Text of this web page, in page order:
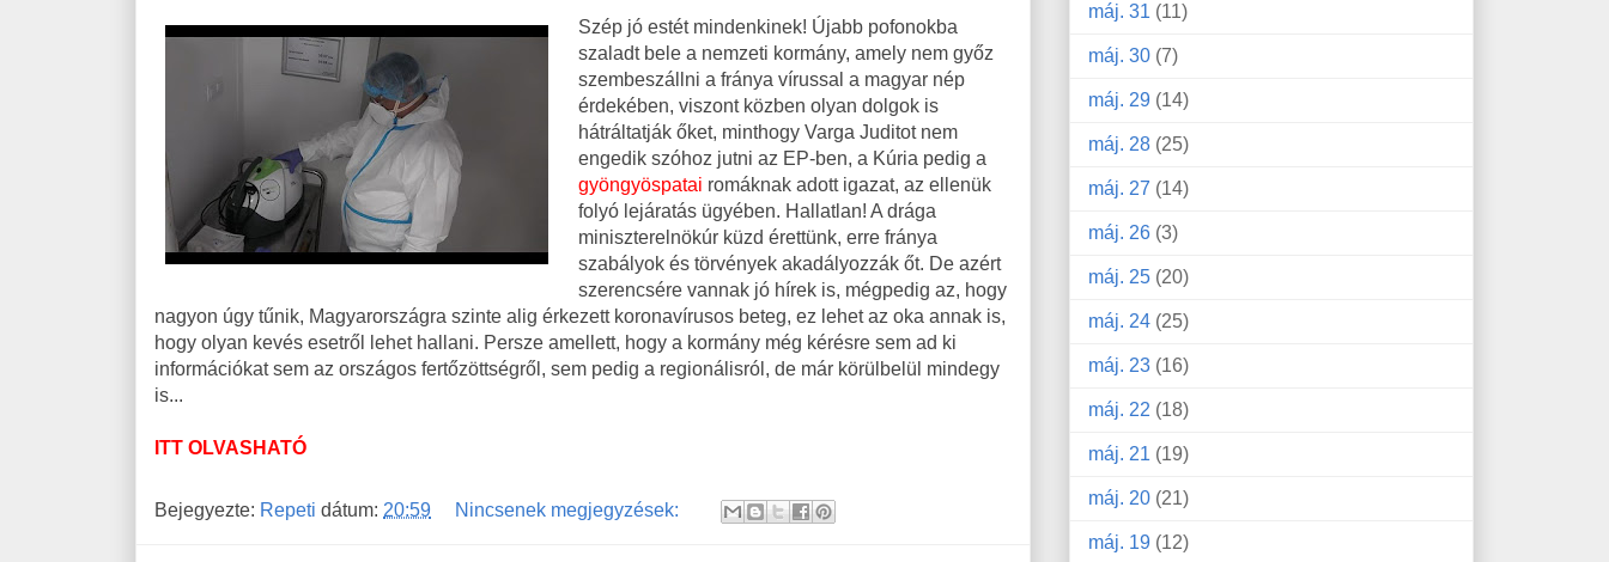
Szép jó estét mindenkinek! Újabb pofonokba
szaladt bele a nemzeti kormány, amely nem győz
szembeszállni a fránya vírussal a magyar nép
érdekében, viszont közben olyan dolgok is
hátráltatják őket, minthogy Varga Juditot nem
engedik szóhoz jutni az EP-ben, a Kúria pedig a
gyöngyöspatai romáknak adott igazat, az ellenük
folyó lejáratás ügyében. Hallatlan! A drága
miniszterelnökúr küzd érettünk, erre fránya
szabályok és törvények akadályozzák őt. De azért
szerencsére vannak jó hírek is, mégpedig az, hogy
nagyon úgy tűnik, Magyarországra szinte alig érkezett koronavírusos beteg, ez lehet az oka annak is,
hogy olyan kevés esetről lehet hallani. Persze amellett, hogy a kormány még kérésre sem ad ki
információkat sem az országos fertőzöttségről, sem pedig a regionálisról, de már körülbelül mindegy
is...
ITT OLVASHATÓ
Bejegyezte: Repeti dátum: 20:59 Nincsenek megjegyzések:
máj. 31 (11)
máj. 30 (7)
máj. 29 (14)
máj. 28 (25)
máj. 27 (14)
máj. 26 (3)
máj. 25 (20)
máj. 24 (25)
máj. 23 (16)
máj. 22 (18)
máj. 21 (19)
máj. 20 (21)
máj. 19 (12)